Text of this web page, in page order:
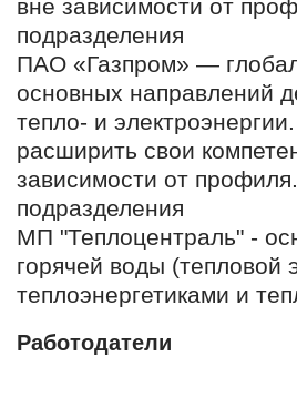
вне зависимости от
подразделения
ПАО «Газпром» —
основных направлений
тепло- и
расширить свои
зависимости от
подразделения
МП "Теплоцентраль" -
горячей воды (тепловой
теплоэнергетиками и
Работодатели